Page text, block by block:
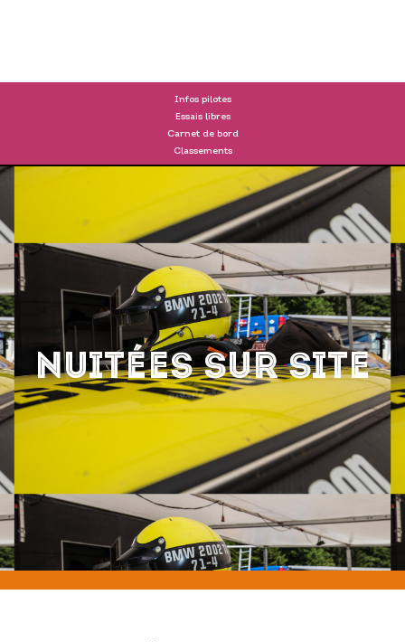
Infos pilotes
Essais libres
Carnet de bord
Classements
Nuitées sur site